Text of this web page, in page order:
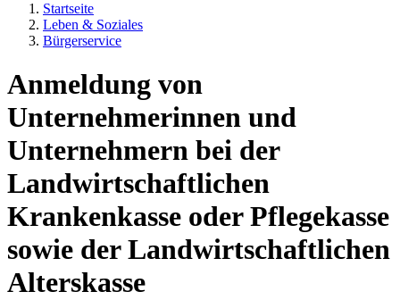
Startseite
Leben & Soziales
Bürgerservice
Anmeldung von
Unternehmerinnen und
Unternehmern bei der
Landwirtschaftlichen
Krankenkasse oder Pflegekasse
sowie der Landwirtschaftlichen
Alterskasse